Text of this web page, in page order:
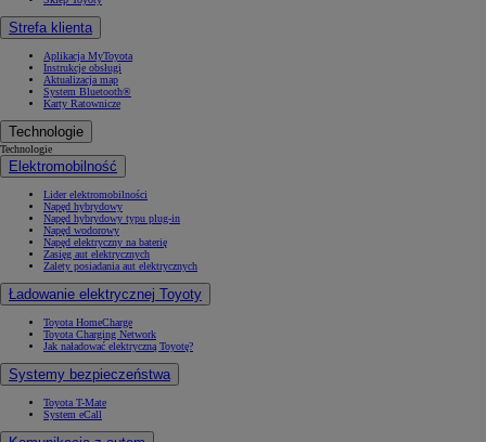
Strefa klienta
Aplikacja MyToyota
Instrukcje obsługi
Aktualizacja map
System Bluetooth®
Karty Ratownicze
Technologie
Technologie
Elektromobilność
Lider elektromobilności
Napęd hybrydowy
Napęd hybrydowy typu plug-in
Napęd wodorowy
Napęd elektryczny na baterię
Zasięg aut elektrycznych
Zalety posiadania aut elektrycznych
Ładowanie elektrycznej Toyoty
Toyota HomeCharge
Toyota Charging Network
Jak naładować elektryczną Toyotę?
Systemy bezpieczeństwa
Toyota T-Mate
System eCall